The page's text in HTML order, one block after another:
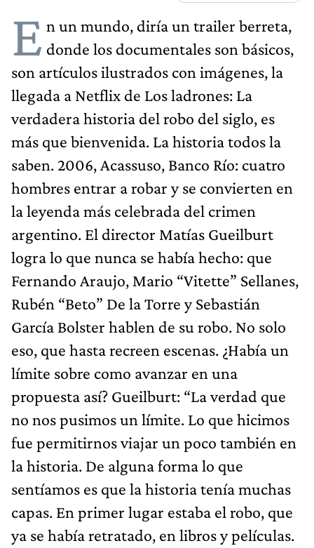
E n un mundo, diría un trailer berreta,
donde los documentales son básicos,
son artículos ilustrados con imágenes, la
llegada a Netflix de Los ladrones: La
verdadera historia del robo del siglo, es
más que bienvenida. La historia todos la
saben. 2006, Acassuso, Banco Río: cuatro
hombres entrar a robar y se convierten en
la leyenda más celebrada del crimen
argentino. El director Matías Gueilburt
logra lo que nunca se había hecho: que
Fernando Araujo, Mario “Vitette” Sellanes,
Rubén “Beto” De la Torre y Sebastián
García Bolster hablen de su robo. No solo
eso, que hasta recreen escenas. ¿Había un
límite sobre como avanzar en una
propuesta así? Gueilburt: “La verdad que
no nos pusimos un límite. Lo que hicimos
fue permitirnos viajar un poco también en
la historia. De alguna forma lo que
sentíamos es que la historia tenía muchas
capas. En primer lugar estaba el robo, que
ya se había retratado, en libros y películas.